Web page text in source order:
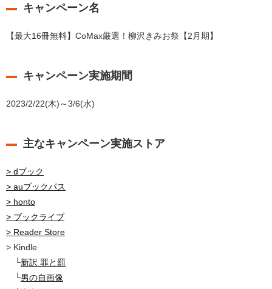
キャンペーン名
【最大16冊無料】CoMax厳選！柳沢きみお祭【2月期】
キャンペーン実施期間
2023/2/22(木)～3/6(水)
主なキャンペーン実施ストア
> dブック
> auブックパス
> honto
> ブックライブ
> Reader Store
> Kindle
└新訳 罪と罰
└男の自画像